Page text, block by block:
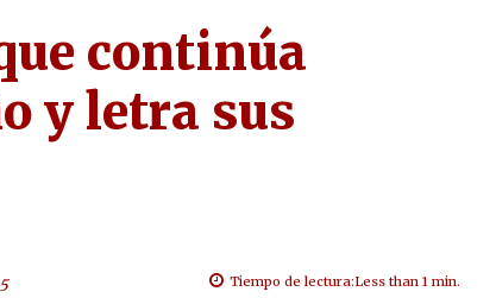
continúa
y letra sus
Tiempo de lectura:Less than 1 min.